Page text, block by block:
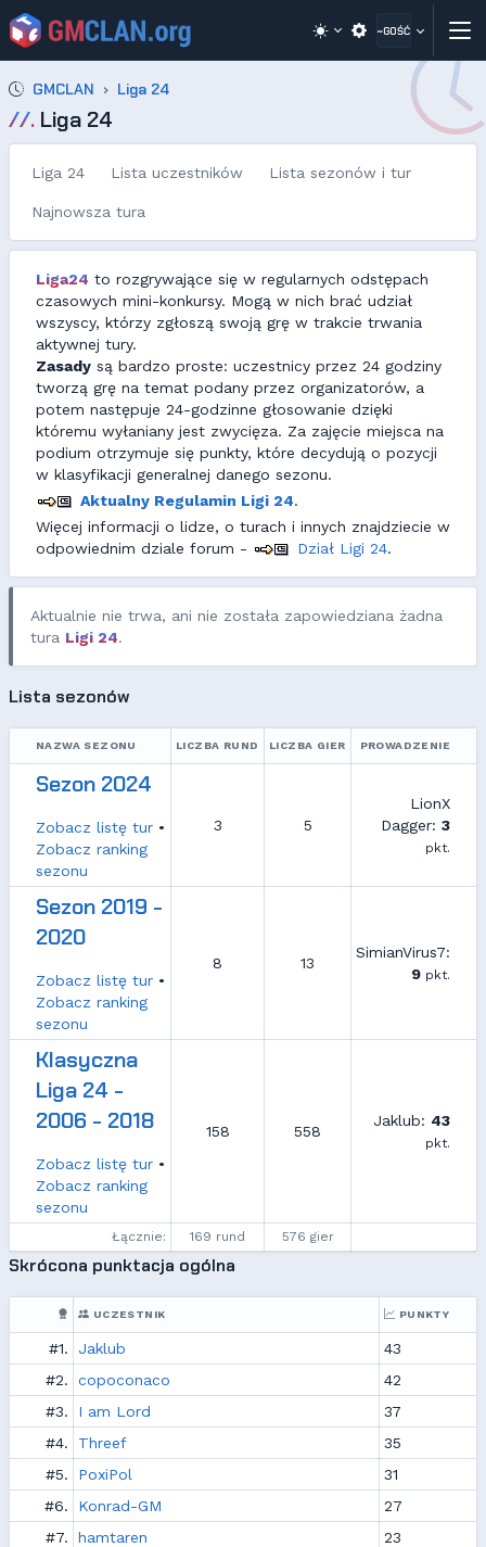
~GOŚĆ
GMCLAN Liga 24
//. Liga 24
Liga 24 Lista uczestników Lista sezonów i tur
Najnowsza tura
Liga24 to rozgrywające się w regularnych odstępach
czasowych mini-konkursy. Mogą w nich brać udział
wszyscy, którzy zgłoszą swoją grę w trakcie trwania
aktywnej tury.
Zasady są bardzo proste: uczestnicy przez 24 godziny
tworzą grę na temat podany przez organizatorów, a
potem następuje 24-godzinne głosowanie dzięki
któremu wyłaniany jest zwycięza. Za zajęcie miejsca na
podium otrzymuje się punkty, które decydują o pozycji
w klasyfikacji generalnej danego sezonu.
Aktualny Regulamin Ligi 24.
Więcej informacji o lidze, o turach i innych znajdziecie w
odpowiednim dziale forum -
Dział Ligi 24.
Aktualnie nie trwa, ani nie została zapowiedziana żadna
tura Ligi 24.
Lista sezonów
NAZWA SEZONU LICZBA RUND LICZBA GIER PROWADZENIE
Sezon 2024
Zobacz listę tur •
Zobacz ranking
sezonu
3 5
LionX
Dagger: 3
pkt.
Sezon 2019 -
2020
Zobacz listę tur •
Zobacz ranking
sezonu
8 13
SimianVirus7:
9 pkt.
Klasyczna
Liga 24 -
2006 - 2018
Zobacz listę tur •
Zobacz ranking
sezonu
158 558
Jaklub: 43
pkt.
Łącznie: 169 rund 576 gier
Skrócona punktacja ogólna
UCZESTNIK PUNKTY
#1. Jaklub
43
#2.
copoconaco
42
#3.
I am Lord
37
#4.
Threef
35
#5.
PoxiPol
31
#6.
Konrad-GM
27
#7.
hamtaren
23